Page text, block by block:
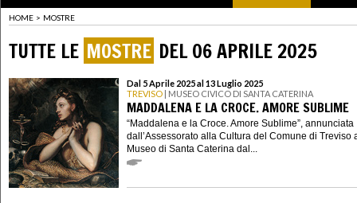
HOME > MOSTRE
TUTTE LE MOSTRE DEL 06 APRILE 2025
Dal 5 Aprile 2025 al 13 Luglio 2025
TREVISO | MUSEO CIVICO DI SANTA CATERINA
MADDALENA E LA CROCE. AMORE SUBLIME
“Maddalena e la Croce. Amore Sublime”, annunciata
dall’Assessorato alla Cultura del Comune di Treviso
Museo di Santa Caterina dal...